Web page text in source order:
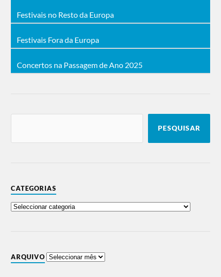
Festivais no Resto da Europa
Festivais Fora da Europa
Concertos na Passagem de Ano 2025
PESQUISAR
CATEGORIAS
ARQUIVO